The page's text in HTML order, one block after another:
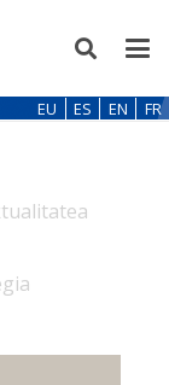
EU ES EN FR